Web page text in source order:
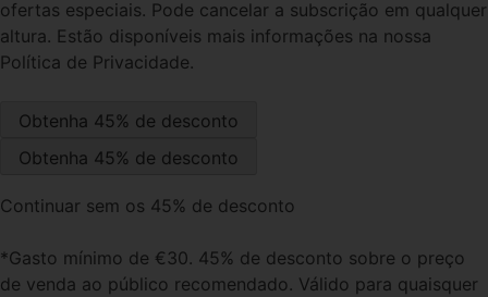
ofertas especiais. Pode cancelar a subscrição em qualquer
altura. Estão disponíveis mais informações na nossa
Política de Privacidade.
Continuar sem os 45% de desconto
*Gasto mínimo de €30. 45% de desconto sobre o preço
de venda ao público recomendado. Válido para quaisquer